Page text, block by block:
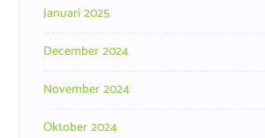
Januari 2025
December 2024
November 2024
Oktober 2024